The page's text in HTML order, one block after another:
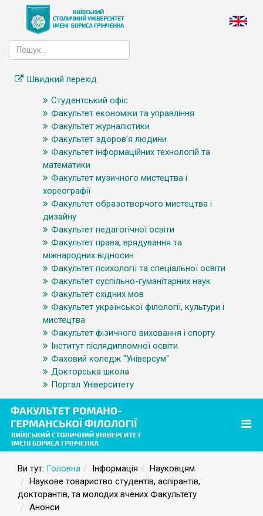
Швидкий перехід
Студентський офіс
Факультет економіки та управління
Факультет журналістики
Факультет здоров’я людини
Факультет інформаційних технологій та
математики
Факультет музичного мистецтва і
хореографії
Факультет образотворчого мистецтва і
дизайну
Факультет педагогічної освіти
Факультет права, врядування та
міжнародних відносин
Факультет психології та спеціальної освіти
Факультет суспільно-гуманітарних наук
Факультет східних мов
Факультет української філології, культури і
мистецтва
Факультет фізичного виховання і спорту
Інститут післядипломної освіти
Фаховий коледж "Універсум"
Докторська школа
Портал Університету
Ви тут: Головна Інформація
Науковцям
Наукове товариство студентів, аспірантів,
докторантів, та молодих вчених Факультету
Анонси